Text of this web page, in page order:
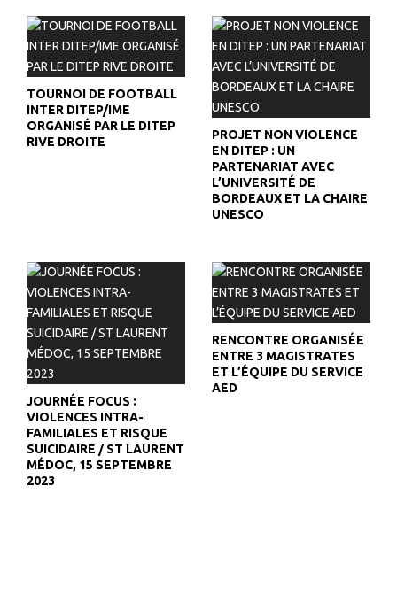
TOURNOI DE FOOTBALL
INTER DITEP/IME
ORGANISÉ PAR LE DITEP
RIVE DROITE
PROJET NON VIOLENCE
EN DITEP : UN
PARTENARIAT AVEC
L’UNIVERSITÉ DE
BORDEAUX ET LA CHAIRE
UNESCO
JOURNÉE FOCUS :
VIOLENCES INTRA-
FAMILIALES ET RISQUE
SUICIDAIRE / ST LAURENT
MÉDOC, 15 SEPTEMBRE
2023
RENCONTRE ORGANISÉE
ENTRE 3 MAGISTRATES
ET L’ÉQUIPE DU SERVICE
AED